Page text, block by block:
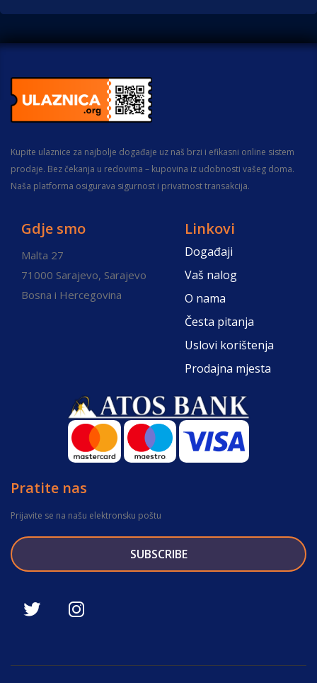
Kupite ulaznice za najbolje događaje uz naš brzi i efikasni online sistem
prodaje. Bez čekanja u redovima – kupovina iz udobnosti vašeg doma.
Naša platforma osigurava sigurnost i privatnost transakcija.
Gdje smo
Malta 27
71000 Sarajevo, Sarajevo
Bosna i Hercegovina
Linkovi
Događaji
Vaš nalog
O nama
Česta pitanja
Uslovi korištenja
Prodajna mjesta
Pratite nas
Prijavite se na našu elektronsku poštu
SUBSCRIBE